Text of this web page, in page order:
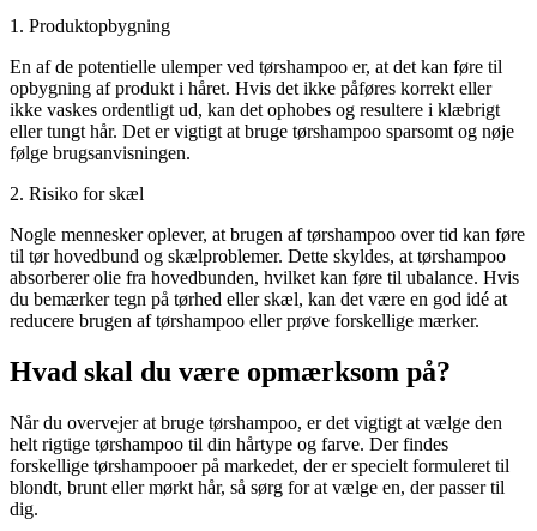
1. Produktopbygning
En af de potentielle ulemper ved tørshampoo er, at det kan føre til
opbygning af produkt i håret. Hvis det ikke påføres korrekt eller
ikke vaskes ordentligt ud, kan det ophobes og resultere i klæbrigt
eller tungt hår. Det er vigtigt at bruge tørshampoo sparsomt og nøje
følge brugsanvisningen.
2. Risiko for skæl
Nogle mennesker oplever, at brugen af tørshampoo over tid kan føre
til tør hovedbund og skælproblemer. Dette skyldes, at tørshampoo
absorberer olie fra hovedbunden, hvilket kan føre til ubalance. Hvis
du bemærker tegn på tørhed eller skæl, kan det være en god idé at
reducere brugen af tørshampoo eller prøve forskellige mærker.
Hvad skal du være opmærksom på?
Når du overvejer at bruge tørshampoo, er det vigtigt at vælge den
helt rigtige tørshampoo til din hårtype og farve. Der findes
forskellige tørshampooer på markedet, der er specielt formuleret til
blondt, brunt eller mørkt hår, så sørg for at vælge en, der passer til
dig.